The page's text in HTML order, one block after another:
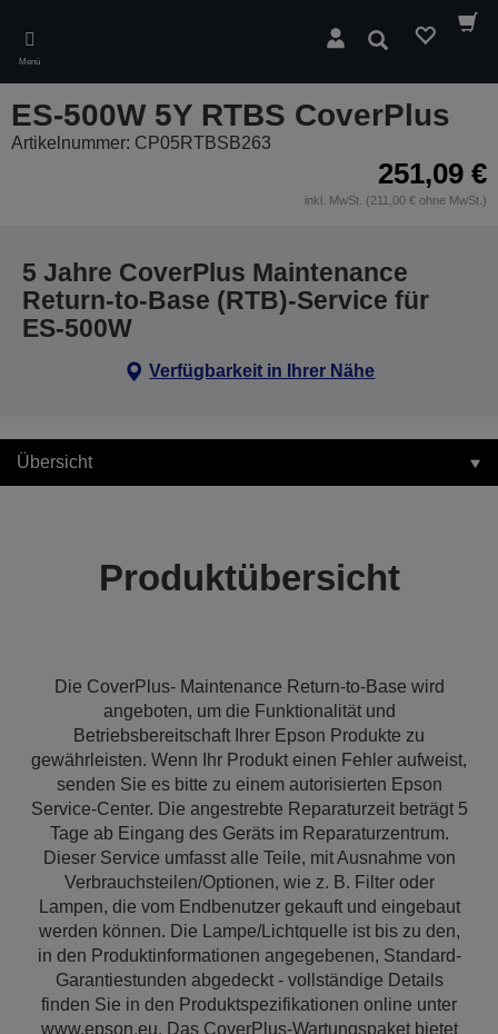
main
content
Menü
Suchen
ES-500W 5Y RTBS CoverPlus
Artikelnummer: CP05RTBSB263
251,09 €
inkl. MwSt. (211,00 € ohne MwSt.)
5 Jahre CoverPlus Maintenance
Return-to-Base (RTB)-Service für
ES-500W
Verfügbarkeit in Ihrer Nähe
Übersicht
Produktübersicht
Die CoverPlus- Maintenance Return-to-Base wird
angeboten, um die Funktionalität und
Betriebsbereitschaft Ihrer Epson Produkte zu
gewährleisten. Wenn Ihr Produkt einen Fehler aufweist,
senden Sie es bitte zu einem autorisierten Epson
Service-Center. Die angestrebte Reparaturzeit beträgt 5
Tage ab Eingang des Geräts im Reparaturzentrum.
Dieser Service umfasst alle Teile, mit Ausnahme von
Verbrauchsteilen/Optionen, wie z. B. Filter oder
Lampen, die vom Endbenutzer gekauft und eingebaut
werden können. Die Lampe/Lichtquelle ist bis zu den,
in den Produktinformationen angegebenen, Standard-
Garantiestunden abgedeckt - vollständige Details
finden Sie in den Produktspezifikationen online unter
www.epson.eu. Das CoverPlus-Wartungspaket bietet